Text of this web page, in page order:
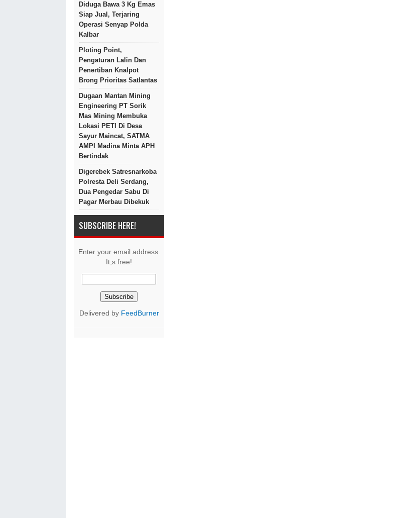
Diduga Bawa 3 Kg Emas
Siap Jual, Terjaring
Operasi Senyap Polda
Kalbar
Ploting Point,
Pengaturan Lalin Dan
Penertiban Knalpot
Brong Prioritas Satlantas
Dugaan Mantan Mining
Engineering PT Sorik
Mas Mining Membuka
Lokasi PETI Di Desa
Sayur Maincat, SATMA
AMPI Madina Minta APH
Bertindak
Digerebek Satresnarkoba
Polresta Deli Serdang,
Dua Pengedar Sabu Di
Pagar Merbau Dibekuk
SUBSCRIBE HERE!
Enter your email address.
It;s free!
Delivered by FeedBurner